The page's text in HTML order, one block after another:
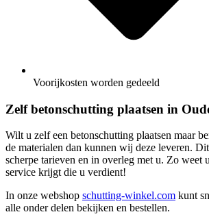
Voorijkosten worden gedeeld
Zelf betonschutting plaatsen in
Wilt u zelf een betonschutting plaatsen maar
de materialen dan kunnen wij deze leveren.
scherpe tarieven en in overleg met u. Zo weet
service krijgt die u verdient!
In onze webshop schutting-winkel.com kunt
alle onder delen bekijken en bestellen.